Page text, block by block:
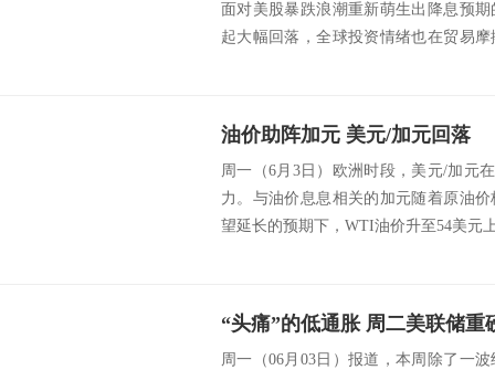
面对美股暴跌浪潮重新萌生出降息预
起大幅回落，全球投资情绪也在贸易
油价助阵加元 美元/加元回落
周一（6月3日）欧洲时段，美元/加元
力。与油价息息相关的加元随着原油
望延长的预期下，WTI油价升至54美元
“头痛”的低通胀 周二美联储重
周一（06月03日）报道，本周除了一